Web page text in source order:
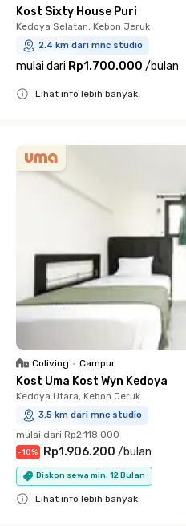
Kost Sixty House Puri
Kedoya Selatan, Kebon Jeruk
2.4 km dari mnc studio
mulai dari Rp1.700.000 /bulan
Lihat info lebih banyak
Coliving • Campur
Kost Uma Kost Wyn Kedoya
Kedoya Utara, Kebon Jeruk
3.5 km dari mnc studio
mulai dari Rp2.118.000
-10% Rp1.906.200 /bulan
Diskon sewa min. 12 Bulan
Lihat info lebih banyak